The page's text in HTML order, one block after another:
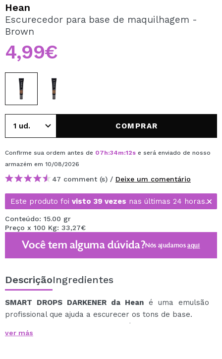
Ao criar uma conta no Maquibeauty.pt pode fazer as suas
compras rapidamente, verificar o estado das suas
Hean
Escurecedor para base de maquilhagem -
Brown
4,99€
COMPRAR
Confirme sua ordem antes de 07h:34m:12s e será enviado de nosso
armazém em 10/08/2026
47 comment (s) / Deixe um comentário
Este produto foi visto 39 vezes nas últimas 24 horas.
Conteúdo: 15.00 gr
Preço x 100 Kg: 33,27€
Você tem alguma dúvida?Nós ajudamosaqui
DescriçãoIngredientes
SMART DROPS DARKENER da Hean é uma emulsão
profissional que ajuda a escurecer os tons de base.
Instantaneamente produz tons médios que se misturam
perfeitamente na pele.
ver más